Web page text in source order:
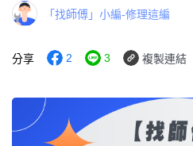
「找師傅」小編-修理這編
分享 2 3 複製連結